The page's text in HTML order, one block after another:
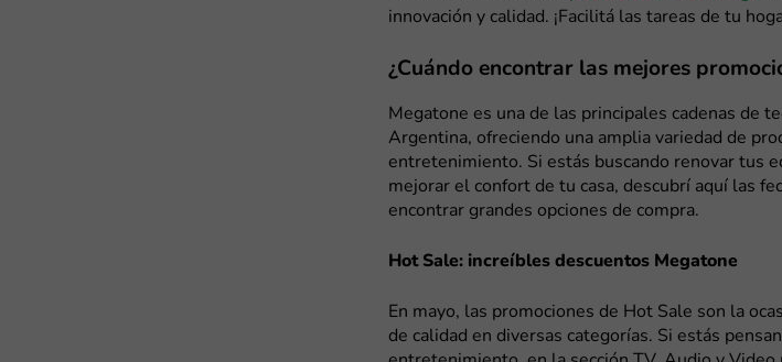
innovación y calidad. ¡Facilitá las tareas de tu
¿Cuándo encontrar las mejores
Megatone es una de las principales cadenas de
Argentina, ofreciendo una amplia variedad de
entretenimiento. Si estás buscando renovar tus
mejorar el confort de tu casa, descubrí aquí las
encontrar grandes opciones de compra.
Hot Sale: increíbles descuentos Megatone
En mayo, las promociones de Hot Sale son la
de calidad en diversas categorías. Si estás